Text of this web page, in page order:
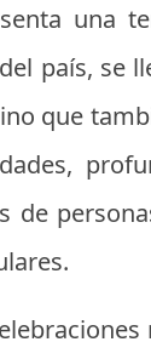
una
país, se
que
de